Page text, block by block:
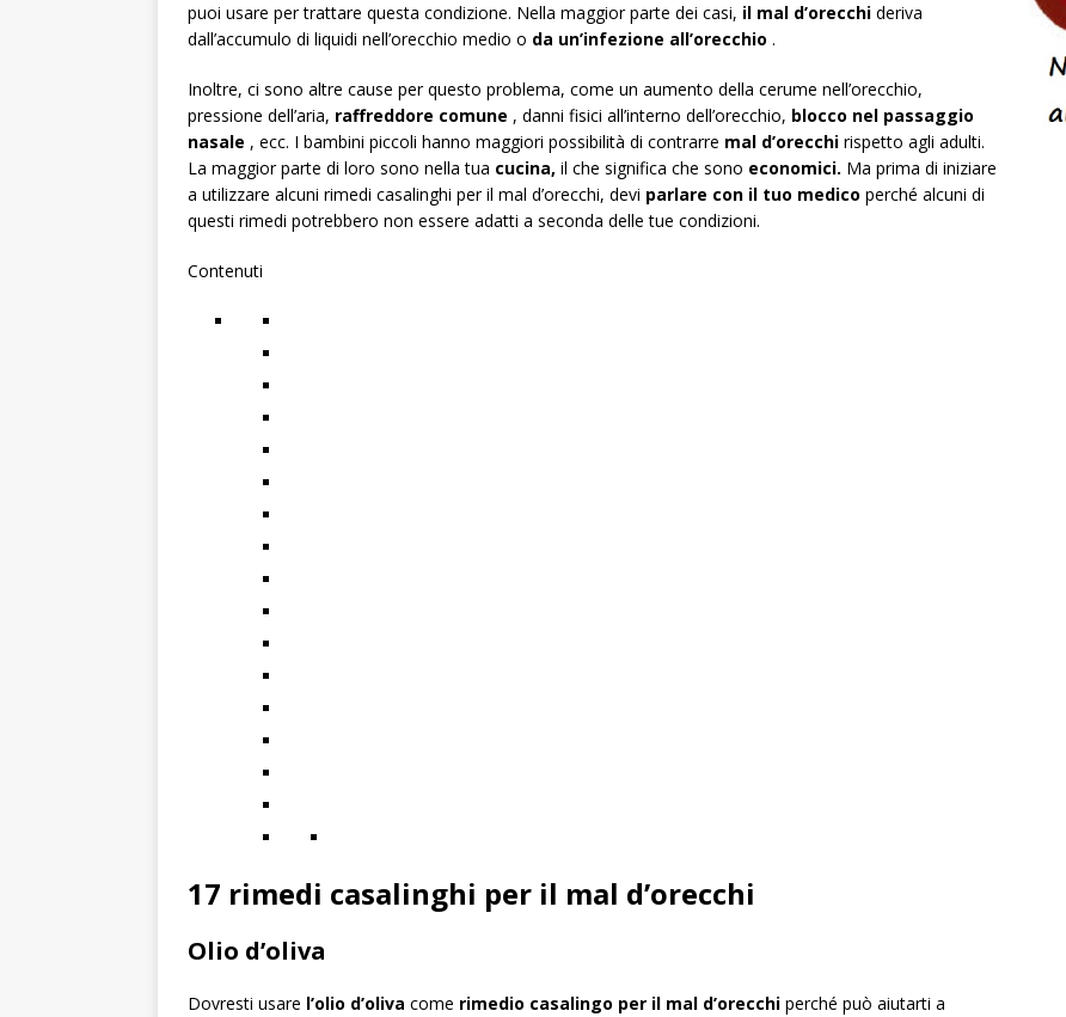
puoi usare per trattare questa condizione. Nella maggior parte dei casi, il mal d’orecchi deriva
dall’accumulo di liquidi nell’orecchio medio o da un’infezione all’orecchio .
Inoltre, ci sono altre cause per questo problema, come un aumento della cerume nell’orecchio,
pressione dell’aria, raffreddore comune , danni fisici all’interno dell’orecchio, blocco nel passaggio
nasale , ecc. I bambini piccoli hanno maggiori possibilità di contrarre mal d’orecchi rispetto agli adulti.
La maggior parte di loro sono nella tua cucina, il che significa che sono economici. Ma prima di iniziare
a utilizzare alcuni rimedi casalinghi per il mal d’orecchi, devi parlare con il tuo medico perché alcuni di
questi rimedi potrebbero non essere adatti a seconda delle tue condizioni.
Contenuti
17 rimedi casalinghi per il mal d’orecchi
Olio d’oliva
Dovresti usare l’olio d’oliva come rimedio casalingo per il mal d’orecchi perché può aiutarti a